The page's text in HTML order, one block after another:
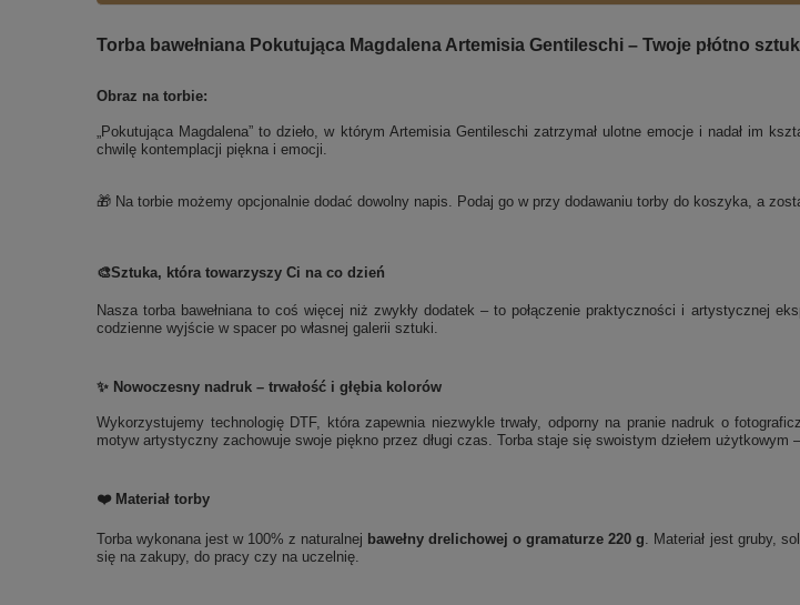
Torba bawełniana Pokutująca Magdalena Artemisia Gentileschi – Twoje płótno
Obraz na torbie:
„Pokutująca Magdalena” to dzieło, w którym Artemisia Gentileschi zatrzymał ulotne emocje i nadał im
chwilę kontemplacji piękna i emocji.
🎁 Na torbie możemy opcjonalnie dodać dowolny napis. Podaj go w przy dodawaniu torby do koszyka, a
🎨Sztuka, która towarzyszy Ci na co dzień
Nasza torba bawełniana to coś więcej niż zwykły dodatek – to połączenie praktyczności i artystycznej
codzienne wyjście w spacer po własnej galerii sztuki.
✨ Nowoczesny nadruk – trwałość i głębia kolorów
Wykorzystujemy technologię DTF, która zapewnia niezwykle trwały, odporny na pranie nadruk o
motyw artystyczny zachowuje swoje piękno przez długi czas. Torba staje się swoistym dziełem użytkowym
❤️ Materiał torby
Torba wykonana jest w 100% z naturalnej bawełny drelichowej o gramaturze 220 g . Materiał jest gruby,
się na zakupy, do pracy czy na uczelnię.